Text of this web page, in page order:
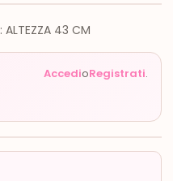
ALTEZZA 43 CM
AccedioRegistrati.